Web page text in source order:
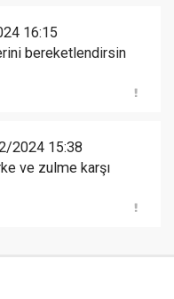
16:15
bereketlendirsin
2024 15:38
ve zulme karşı